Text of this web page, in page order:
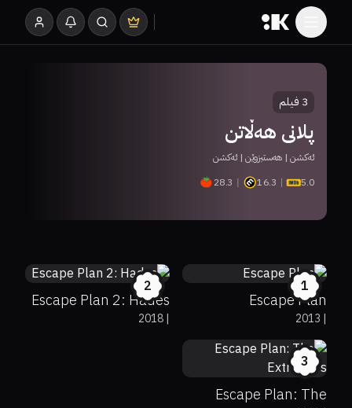
3 فیلم
پلانی هەڵاتن
ئەكشن | هەستبزوێن | ئەكشن
5.0
16.3
28.3
6.7
50%
49%
1
Escape Plan
|
2013
3.8
8%
2
Escape Plan 2: Hades
|
2018 4.4
3
Escape Plan: The